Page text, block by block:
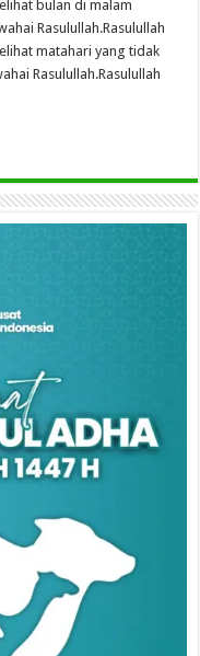
bulan di malam
Rasulullah.Rasulullah
matahari yang tidak
Rasulullah.Rasulullah